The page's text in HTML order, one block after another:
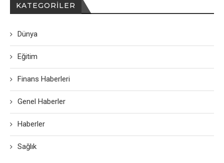
KATEGORILER
Dünya
Eğitim
Finans Haberleri
Genel Haberler
Haberler
Sağlık